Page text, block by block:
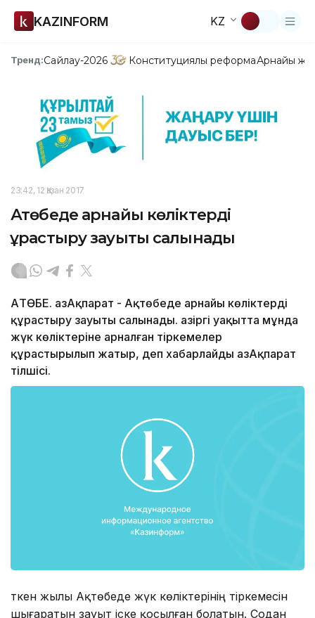
KAZINFORM KZ
Тренд:Сайлау-2026 Конституциялық реформаАрнайы
23:42, 12 Қазан 2017
Ақтөбеде арнайы көліктерді
құрастыру зауыты салынады
АҚТӨБЕ. ҚазАқпарат - Ақтөбеде арнайы көліктерді
құрастыру зауыты салынады. Қазіргі уақытта мұнда
жүк көліктеріне арналған тіркемелер
құрастырылып жатыр, деп хабарлайды ҚазАқпарат
тілшісі.
Өткен жылы Ақтөбеде жүк көліктерінің тіркемесін
шығаратын зауыт іске қосылған болатын. Содан